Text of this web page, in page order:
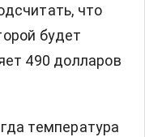
что
будет
490 долларов
температура